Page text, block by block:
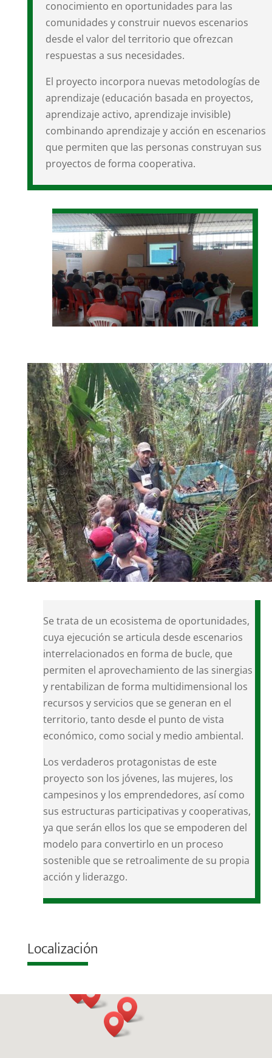
conocimiento en oportunidades para las
comunidades y construir nuevos escenarios
desde el valor del territorio que ofrezcan
respuestas a sus necesidades.
El proyecto incorpora nuevas metodologías de
aprendizaje (educación basada en proyectos,
aprendizaje activo, aprendizaje invisible)
combinando aprendizaje y acción en escenarios
que permiten que las personas construyan sus
proyectos de forma cooperativa.
Se trata de un ecosistema de oportunidades,
cuya ejecución se articula desde escenarios
interrelacionados en forma de bucle, que
permiten el aprovechamiento de las sinergias
y rentabilizan de forma multidimensional los
recursos y servicios que se generan en el
territorio, tanto desde el punto de vista
económico, como social y medio ambiental.
Los verdaderos protagonistas de este
proyecto son los jóvenes, las mujeres, los
campesinos y los emprendedores, así como
sus estructuras participativas y cooperativas,
ya que serán ellos los que se empoderen del
modelo para convertirlo en un proceso
sostenible que se retroalimente de su propia
acción y liderazgo.
Localización